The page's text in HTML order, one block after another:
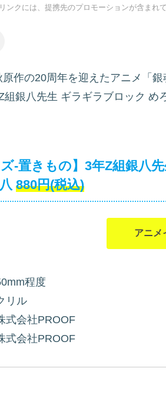
ンクには、提携先のプロモーションが含まれ
原作の20周年を迎えたアニメ「
組銀八先生 ギラギラブロック
ズ-置きもの】3年Z組銀
880円(税込)
アニメ
程度
リル
式会社PROOF
式会社PROOF